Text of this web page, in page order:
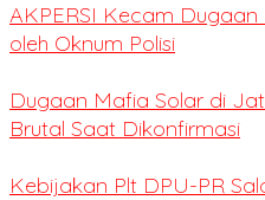
AKPERSI Kecam
oleh Oknum Polisi
Dugaan Mafia Solar di
Brutal Saat Dikonfirmasi
Kebijakan Plt DPU-PR